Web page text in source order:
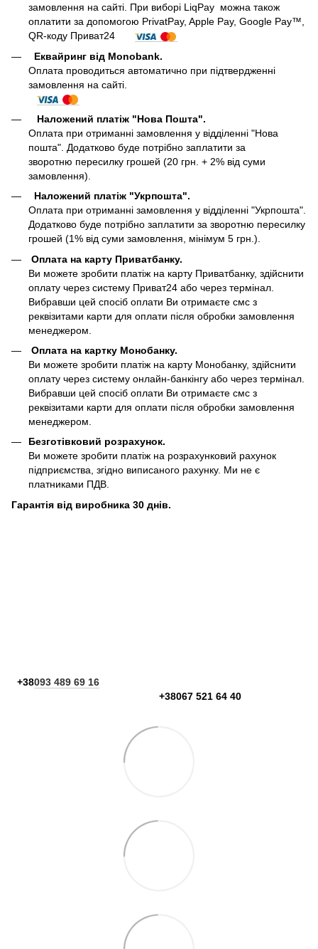
замовлення на сайті. При виборі LiqPay можна також
оплатити за допомогою PrivatPay, Apple Pay, Google Pay™,
QR-коду Приват24
Еквайринг від Monobank.
Оплата проводиться автоматично при підтвердженні
замовлення на сайті.
Наложений платіж "Нова Пошта".
Оплата при отриманні замовлення у відділенні "Нова
пошта". Додатково буде потрібно заплатити за
зворотню пересилку грошей (20 грн. + 2% від суми
замовлення).
Наложений платіж "Укрпошта".
Оплата при отриманні замовлення у відділенні "Укрпошта".
Додатково буде потрібно заплатити за зворотню пересилку
грошей (1% від суми замовлення, мінімум 5 грн.).
Оплата на карту Приватбанку.
Ви можете зробити платіж на карту Приватбанку, здійснити
оплату через систему Приват24 або через термінал.
Вибравши цей спосіб оплати Ви отримаєте смс з
реквізитами карти для оплати після обробки замовлення
менеджером.
Оплата на картку Монобанку.
Ви можете зробити платіж на карту Монобанку, здійснити
оплату через систему онлайн-банкінгу або через термінал.
Вибравши цей спосіб оплати Ви отримаєте смс з
реквізитами карти для оплати після обробки замовлення
менеджером.
Безготівковий розрахунок.
Ви можете зробити платіж на розрахунковий рахунок
підприємства, згідно виписаного рахунку. Ми не є
платниками ПДВ.
Гарантія від виробника 30 днів.
+38093 489 69 16
+38067 521 64 40